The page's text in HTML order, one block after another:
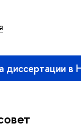
диссертации